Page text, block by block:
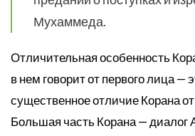
Мухаммеда.
Отличительная особенность
в нем говорит от первого лица —
существенное отличие Корана
Большая часть Корана — диалог